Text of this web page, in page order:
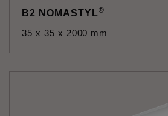
B2 NOMASTYL®
35 x 35 x 2000 mm